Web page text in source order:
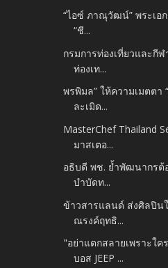
“ไอซ์ ภาณุวัฒน์” พระเอ
“ชี...
กรมการท่องเที่ยวและกี
ท่องเท...
พรพิมล” ให้ความเมตตา
ละเมิด...
MasterChef Thailand
มาสเตอ...
อธิบดี พช. ย้ำพัฒนากรต้
บำบัดท...
ข้าวสารแลนด์ ส่งศิลปิน
ณรงค์ฤทธิ...
"อย่าแตกสลายเพราะใค
บอส JEEP ...